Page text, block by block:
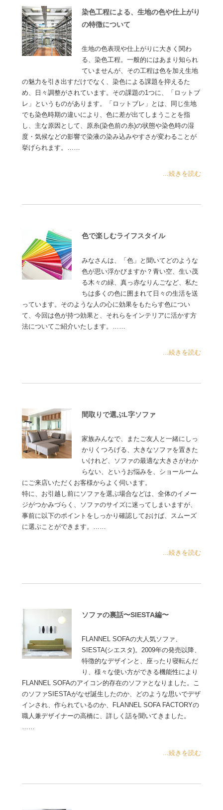
染色工程による、生地の色や仕上がり
の特徴について
生地の色表現や仕上がりに大きく関わ
る、染色工程。一般的にはあまり知られ
ていませんが、その工程は色を加え生地
の魅力を引き出すだけでなく、染色による課題を抑えるた
め、日々調整がされています。その課題の1つに、「ロットブ
レ」というものがあります。「ロットブレ」とは、同じ生地
でも染色時期の違いにより、色に差が出てしまうことを指
し、主な原因として、原糸(染色前の糸)の状態や染色時の湿
度・気候などの影響で染液の染み込みやすさが変わることが
挙げられます。……
...続きを読む
色で楽しむライフスタイル
みなさんは、「色」と聞いてどのような
色が思い浮かびますか？青い空、生い茂
る木々の緑、真っ赤なりんごなど、私た
ちは多くの色に囲まれて日々の生活を送
っています。そのような人の心に効果をもたらす色につい
て、今回は色が持つ効果と、それらをインテリアに活かす方
法についてご紹介いたします。……
...続きを読む
間取りで選ぶL字ソファ
家族みんなで、またご友人と一緒にしっ
かりくつろげる、大きなソファを置きた
いけれど、ソファの最適な大きさがわか
らない、というお悩みを、ショールーム
にご来店いただくお客様からよく伺います。
特に、お引越し前にソファを選ぶ場合などは、全体のイメー
ジがつかみづらく、ソファのサイズに迷ってしまいますが、
事前に以下のポイントをしっかり確認しておけば、スムーズ
に選ぶことができます。……
...続きを読む
ソファの裏話〜SIESTA編〜
FLANNEL SOFAの大人気ソファ、
SIESTA(シエスタ)。2009年の発売以降、
特徴的なデザインと、座ったり寝転んだ
り、様々な使い方ができる機能性により
FLANNEL SOFAのアイコン的存在のソファとなりました。こ
のソファSIESTAがなぜ誕生したのか、どのような思いでデザ
インされ、作られているのか、FLANNEL SOFA FACTORYの
職人兼デザイナーの高橋に、詳しく話を聞いてきました。
……
...続きを読む